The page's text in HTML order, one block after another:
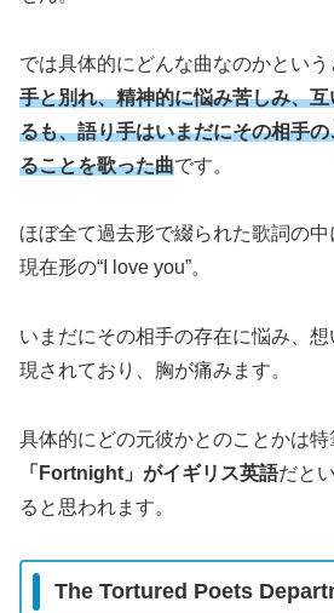
では具体的にどんな曲なのかという
手と別れ、精神的に悩み苦しみ、
るも、語り手はいまだにその相手
ることを歌った曲です。
ほぼ全て過去形で綴られた歌詞の
現在形の“I love you”。
いまだにその相手の存在に悩み、
現されており、胸が痛みます。
具体的にどの元彼かとのことかは特
「Fortnight」がイギリス英語だと
ると思われます。
The Tortured Poets